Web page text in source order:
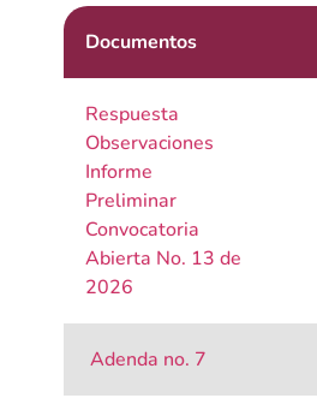
Documentos
Respuesta
Observaciones
Informe
Preliminar
Convocatoria
Abierta No. 13 de
2026
Adenda no. 7